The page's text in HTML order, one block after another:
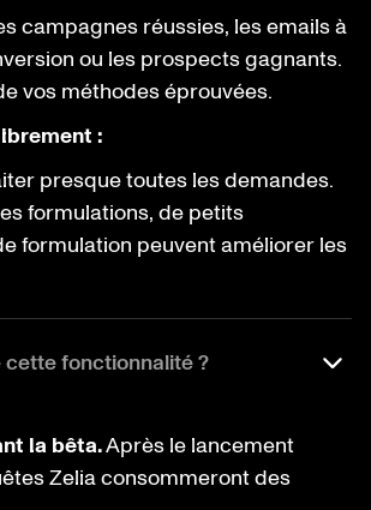
campagnes réussies, les emails à
ou les prospects gagnants.
vos méthodes éprouvées.
:
presque toutes les demandes.
formulations, de petits
formulation peuvent améliorer les
fonctionnalité ?
la bêta.Après le lancement
Zelia consommeront des